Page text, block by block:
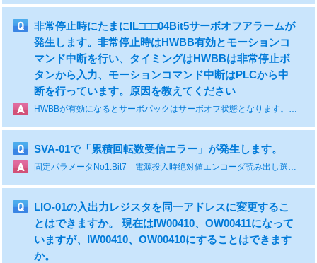
非常停止時にたまにIL□□□04Bit5サーボオフアラームが
発生します。非常停止時はHWBB有効とモーションコ
マンド中断を行い、タイミングはHWBBは非常停止ボ
タンから入力、モーションコマンド中断はPLCから中
断を行っています。原因を教えてください
HWBBが有効になるとサーボパックはサーボオフ状態となります。PLCとは非同期のため遅れてモーションコマンド中断(OW□□□08 = 0)する場合があり、このときIL□□□04Bit5がONになると考えられます。対策としてはSVCのワーニングIL□□□02BitAサーボドライバ停止信号入力中ワーニングをモニタし、このビットがONの場合モーションコマンド中断を行うようにしてください。
SVA-01で「累積回転数受信エラー」が発生します。
固定パラメータNo1.Bit7「電源投入時絶対値エンコーダ読み出し選択」の設定が「1：実行しない」が選択さていないか確認ください。設定されてない場合は、「0：実行する」に設定してください。
LIO-01の入出力レジスタを同一アドレスに変更するこ
とはできますか。 現在はIW00410、OW00411になって
いますが、IW00410、OW00410にすることはできます
か。